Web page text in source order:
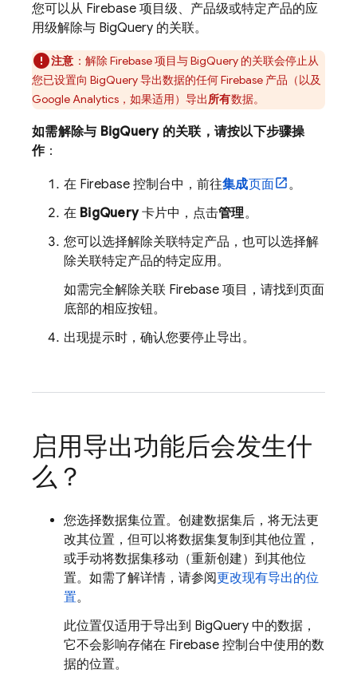
您可以从 Firebase 项目级、产品级或特定产品的应
用级解除与 BigQuery 的关联。
注意 ：解除 Firebase 项目与BigQuery的关联会停止从
您已设置向 BigQuery导出数据的任何 Firebase 产品（以及
Google Analytics ，如果适用）导出所有数据。
如需解除与 BigQuery的关联，请按以下步骤操
作：
在 Firebase 控制台中，前往集成页面
。
在 BigQuery卡片中，点击管理。
您可以选择解除关联特定产品，也可以选择解
除关联特定产品的特定应用。
如需完全解除关联 Firebase 项目，请找到页面
底部的相应按钮。
出现提示时，确认您要停止导出。
启用导出功能后会发生什
么？
您选择数据集位置。创建数据集后，将无法更
改其位置，但可以将数据集复制到其他位置，
或手动将数据集移动（重新创建）到其他位
置。如需了解详情，请参阅更改现有导出的位
置。
此位置仅适用于导出到 BigQuery 中的数据，
它不会影响存储在 Firebase 控制台中使用的数
据的位置。